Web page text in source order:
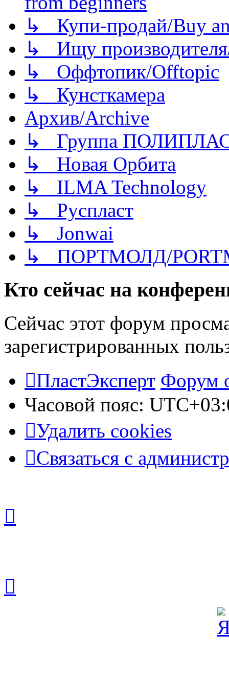
↳ Купи-продай/Buy
↳ Ищу
↳ Оффтопик/Offtopic
↳ Кунсткамера
Архив/Archive
↳ Группа
↳ Новая Орбита
↳ ILMA Technology
↳ Руспласт
↳ Jonwai
↳ ПОРТМОЛД/
Кто сейчас на
Сейчас этот форум
зарегистрированных
ПластЭксперт Форум
Часовой пояс:
Удалить cookies
Связаться с